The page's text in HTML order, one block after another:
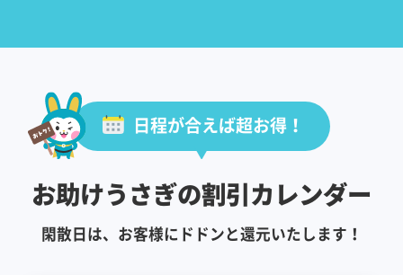
日程が合えば超お得！
お助けうさぎの割引カレンダー
閑散日は、お客様にドドンと還元いたします！